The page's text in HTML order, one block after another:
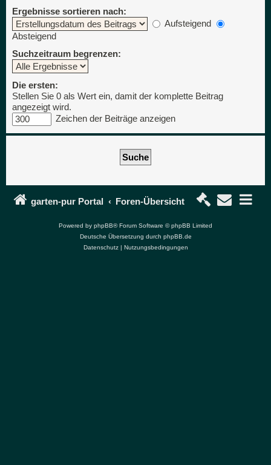
Ergebnisse sortieren nach:
Aufsteigend
Absteigend
Suchzeitraum begrenzen:
Die ersten:
Stellen Sie 0 als Wert ein, damit der komplette Beitrag
angezeigt wird.
Zeichen der Beiträge anzeigen
garten-pur Portal Foren-Übersicht
Powered by phpBB® Forum Software © phpBB Limited
Deutsche Übersetzung durch phpBB.de
Datenschutz| Nutzungsbedingungen